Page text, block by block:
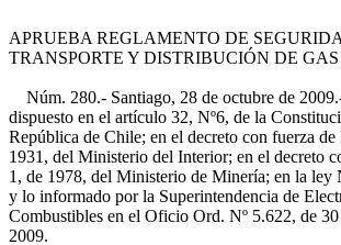
APRUEBA REGLAMENTO DE
TRANSPORTE Y DISTRIBUCIÓN DE
Núm. 280.- Santiago, 28 de octubre de
dispuesto en el artículo 32, Nº6, de la
República de Chile; en el decreto con fuerza de
1931, del Ministerio del Interior; en el decreto
1, de 1978, del Ministerio de Minería; en la ley
y lo informado por la Superintendencia de
Combustibles en el Oficio Ord. Nº 5.622, de 30
2009.